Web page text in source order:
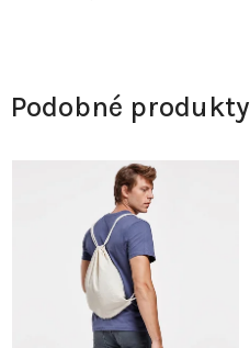
Podobné produkty